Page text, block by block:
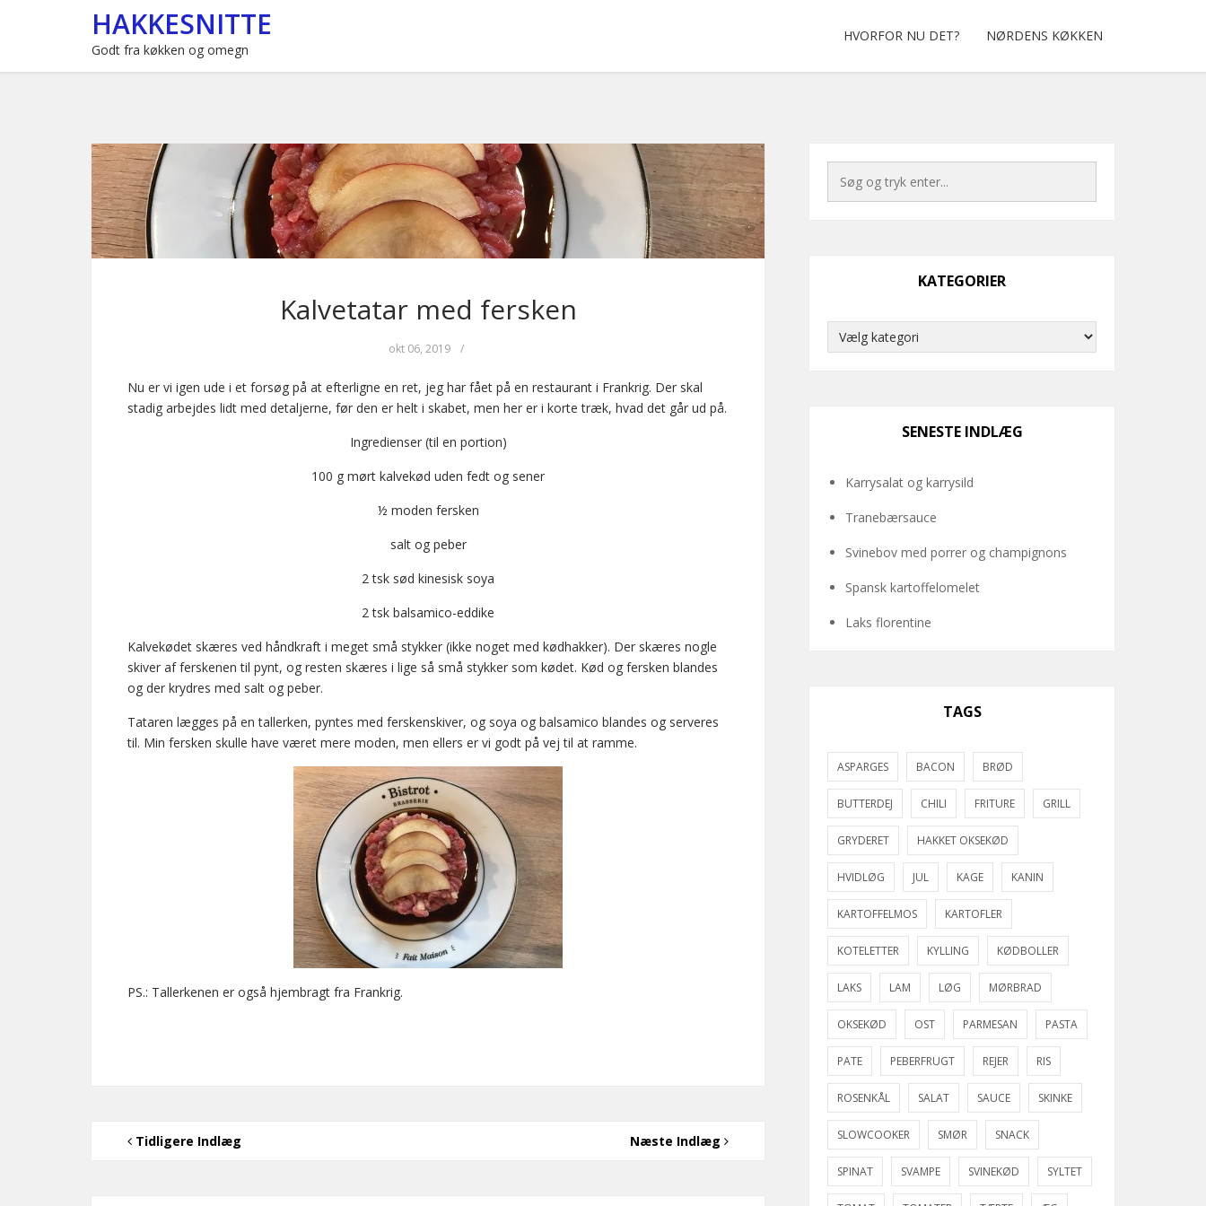
HAKKESNITTE
Godt fra køkken og omegn
HVORFOR NU DET? NØRDENS KØKKEN
Kalvetatar med fersken
okt 06, 2019 /
Nu er vi igen ude i et forsøg på at efterligne en ret, jeg har fået på en restaurant i Frankrig. Der skal
stadig arbejdes lidt med detaljerne, før den er helt i skabet, men her er i korte træk, hvad det går ud på.
Ingredienser (til en portion)
100 g mørt kalvekød uden fedt og sener
½ moden fersken
salt og peber
2 tsk sød kinesisk soya
2 tsk balsamico-eddike
Kalvekødet skæres ved håndkraft i meget små stykker (ikke noget med kødhakker). Der skæres nogle
skiver af ferskenen til pynt, og resten skæres i lige så små stykker som kødet. Kød og fersken blandes
og der krydres med salt og peber.
Tataren lægges på en tallerken, pyntes med ferskenskiver, og soya og balsamico blandes og serveres
til. Min fersken skulle have været mere moden, men ellers er vi godt på vej til at ramme.
PS.: Tallerkenen er også hjembragt fra Frankrig.
Tidligere Indlæg Næste Indlæg
KATEGORIER
Kategorier
SENESTE INDLÆG
Karrysalat og karrysild
Tranebærsauce
Svinebov med porrer og champignons
Spansk kartoffelomelet
Laks florentine
TAGS
ASPARGES BACON BRØD
BUTTERDEJ CHILI FRITURE GRILL
GRYDERET HAKKET OKSEKØD
HVIDLØG JUL KAGE KANIN
KARTOFFELMOS KARTOFLER
KOTELETTER KYLLING KØDBOLLER
LAKS LAM LØG MØRBRAD
OKSEKØD OST PARMESAN PASTA
PATE PEBERFRUGT REJER RIS
ROSENKÅL SALAT SAUCE SKINKE
SLOWCOOKER SMØR SNACK
SPINAT SVAMPE SVINEKØD SYLTET